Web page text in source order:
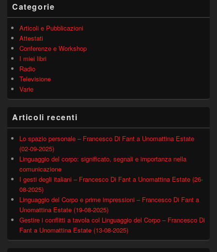
Categorie
Articoli e Pubblicazioni
Attestati
Conferenze e Workshop
I miei libri
Radio
Televisione
Varie
Articoli recenti
Lo spazio personale – Francesco Di Fant a Unomattina Estate
(02-09-2025)
Linguaggio del corpo: significato, segnali e importanza nella
comunicazione
I gesti degli italiani – Francesco Di Fant a Unomattina Estate (26-
08-2025)
Linguaggio del Corpo e prime impressioni – Francesco Di Fant a
Unomattina Estate (19-08-2025)
Gestire i conflitti a tavola col Linguaggio del Corpo – Francesco Di
Fant a Unomattina Estate (13-08-2025)